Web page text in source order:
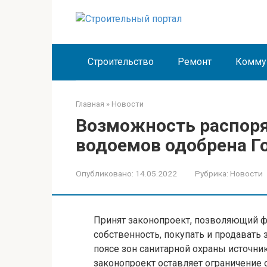
Строительство Ремонт
Главная » Новости
Возможность
водоемов одобрена
Опубликовано: 14.05.2022 Рубрика: Новости
Принят законопроект,
собственность, покупать и
поясе зон санитарной охраны
законопроект оставляет